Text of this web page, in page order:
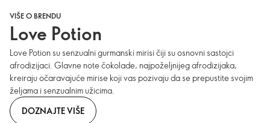
VIŠE O BRENDU
Love Potion
Love Potion su senzualni gurmanski mirisi čiji su osnovni sastojci
afrodizijaci. Glavne note čokolade, najpoželjnijeg afrodizijaka,
kreiraju očaravajuće mirise koji vas pozivaju da se prepustite svojim
željama i senzualnim užicima.
DOZNAJTE VIŠE